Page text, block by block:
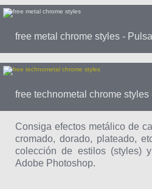
free metal chrome styles -
free technometal chrome
Consiga efectos metálico de
cromado, dorado, plateado,
colección de estilos (styles)
Adobe Photoshop.